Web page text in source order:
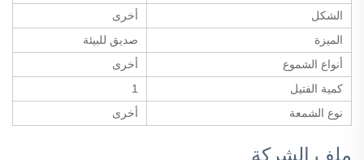
الشكل
أخرى
الميزة
صديق للبيئة
أنواع الشموع
أخرى
كمية الفتيل
1
نوع الشمعة
أخرى
ملف الشركة